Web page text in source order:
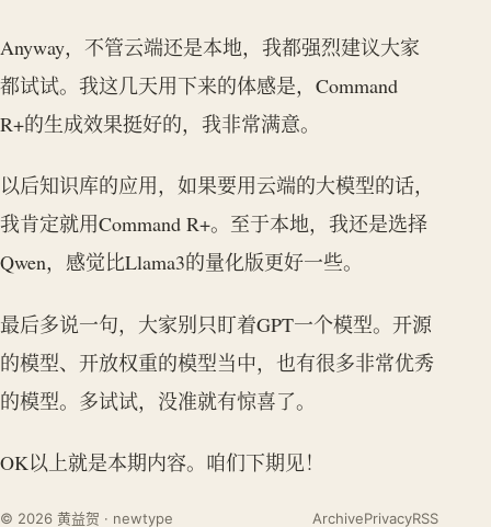
Anyway，不管云端还是本地，我都强烈建议大家
都试试。我这几天用下来的体感是，Command
R+的生成效果挺好的，我非常满意。
以后知识库的应用，如果要用云端的大模型的话，
我肯定就用Command R+。至于本地，我还是选择
Qwen，感觉比Llama3的量化版更好一些。
最后多说一句，大家别只盯着GPT一个模型。开源
的模型、开放权重的模型当中，也有很多非常优秀
的模型。多试试，没准就有惊喜了。
OK以上就是本期内容。咱们下期见！
© 2026 黄益贺 · newtype ArchivePrivacyRSS